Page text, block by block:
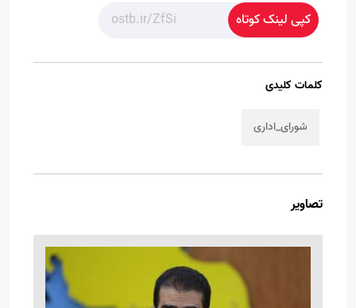
کپی لینک کوتاه
کلمات کلیدی
شورای_اداری
تصاویر